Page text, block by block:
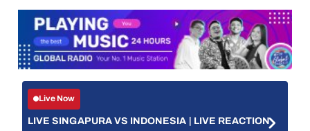
Live Now
LIVE SINGAPURA VS INDONESIA | LIVE REACTION